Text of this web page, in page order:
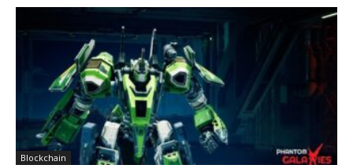
Blockchain